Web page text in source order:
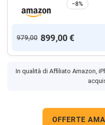
−8%
979,00 899,00 €
In qualità di Affiliato Amazon,
OFFERTE